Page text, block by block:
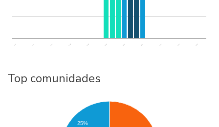
.. .. .. .. .. .. .. .. .. .. ..
Top comunidades
25%